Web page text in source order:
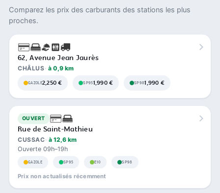
Comparez les prix des carburants des stations les plus
proches.
62, Avenue Jean Jaurès
CHÂLUS à 0,9 km
GAZOLE2,250 € SP951,990 € SP981,990 €
OUVERT
Rue de Saint-Mathieu
CUSSAC à 12,6 km
Ouverte 09h–19h
GAZOLE SP95 E10 SP98
Prix non actualisés récemment